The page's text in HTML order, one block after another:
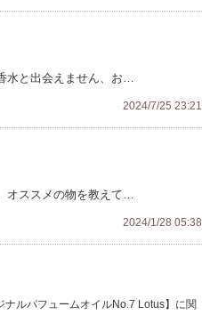
水と出会えません、お…
2024/7/25 23:21
オススメの物を教えて…
2024/1/28 05:38
ナルパフュームオイルNo.7 Lotus】に関